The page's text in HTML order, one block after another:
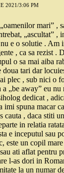
2021/3:06 PM
mari” ,
„ascultat” ,
e o solutie . Am
, ca sa rezist .
o sa mai aiba
tari dar
plec , sub nici o
„be away” eu
dedicat ,
imi spuna macar
cauta , daca stiti
in relatia
e inceputul sau
este un copil
ati aflat pentru
l-as dori in
la un numar